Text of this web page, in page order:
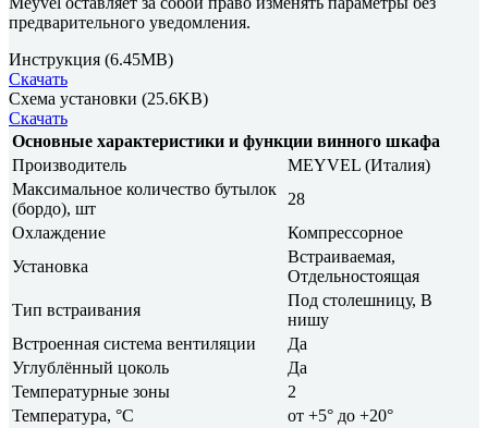
предварительного уведомления.
Инструкция (6.45MB)
Скачать
Схема установки (25.6KB)
Скачать
Основные характеристики и функции винного шкафа
Производитель
MEYVEL (Италия)
Максимальное количество бутылок
(бордо), шт
28
Охлаждение
Компрессорное
Установка
Встраиваемая,
Отдельностоящая
Тип встраивания
Под столешницу, В
нишу
Встроенная система вентиляции
Да
Углублённый цоколь
Да
Температурные зоны
2
Температура, °C
от +5° до +20°